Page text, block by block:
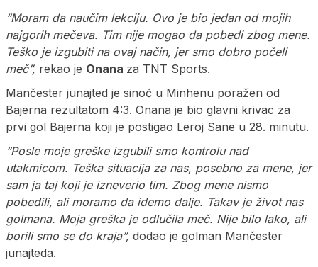
“Moram da naučim lekciju. Ovo je bio jedan od mojih
najgorih mečeva. Tim nije mogao da pobedi zbog mene.
Teško je izgubiti na ovaj način, jer smo dobro počeli
meč”, rekao je Onana za TNT Sports.
Mančester junajted je sinoć u Minhenu poražen od
Bajerna rezultatom 4:3. Onana je bio glavni krivac za
prvi gol Bajerna koji je postigao Leroj Sane u 28. minutu.
“Posle moje greške izgubili smo kontrolu nad
utakmicom. Teška situacija za nas, posebno za mene, jer
sam ja taj koji je izneverio tim. Zbog mene nismo
pobedili, ali moramo da idemo dalje. Takav je život nas
golmana. Moja greška je odlučila meč. Nije bilo lako, ali
borili smo se do kraja”, dodao je golman Mančester
junajteda.